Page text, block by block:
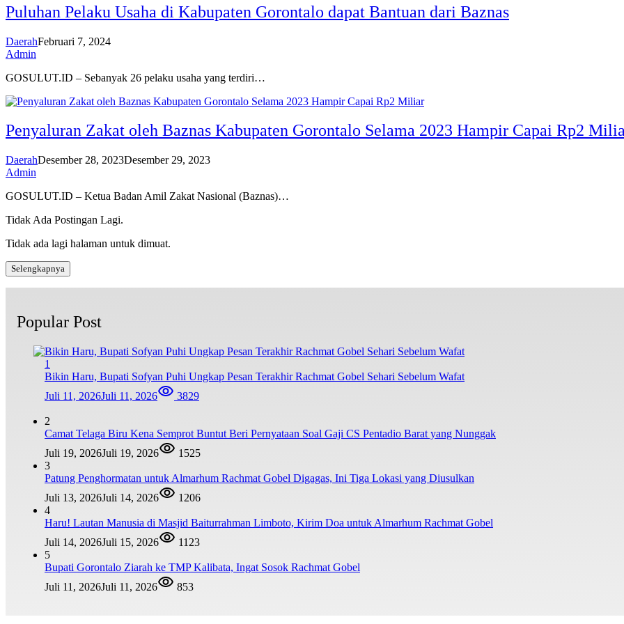
Puluhan Pelaku Usaha di Kabupaten Gorontalo dapat Bantuan dari Baznas
DaerahFebruari 7, 2024
Admin
GOSULUT.ID – Sebanyak 26 pelaku usaha yang terdiri…
Penyaluran Zakat oleh Baznas Kabupaten Gorontalo Selama 2023 Hampir Capai Rp2
DaerahDesember 28, 2023Desember 29, 2023
Admin
GOSULUT.ID – Ketua Badan Amil Zakat Nasional (Baznas)…
Tidak Ada Postingan Lagi.
Tidak ada lagi halaman untuk dimuat.
Selengkapnya
Popular Post
1
Bikin Haru, Bupati Sofyan Puhi Ungkap Pesan Terakhir Rachmat Gobel Sehari Sebelum Wafat
Juli 11, 2026Juli 11, 2026 3829
2
Camat Telaga Biru Kena Semprot Buntut Beri Pernyataan Soal Gaji CS Pentadio Barat yang Nunggak
Juli 19, 2026Juli 19, 2026
1525
3
Patung Penghormatan untuk Almarhum Rachmat Gobel Digagas, Ini Tiga Lokasi yang Diusulkan
Juli 13, 2026Juli 14, 2026
1206
4
Haru! Lautan Manusia di Masjid Baiturrahman Limboto, Kirim Doa untuk Almarhum Rachmat Gobel
Juli 14, 2026Juli 15, 2026
1123
5
Bupati Gorontalo Ziarah ke TMP Kalibata, Ingat Sosok Rachmat Gobel
Juli 11, 2026Juli 11, 2026 853